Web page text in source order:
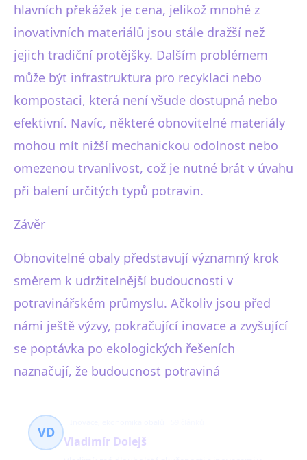
hlavních překážek je cena, jelikož mnohé z
inovativních materiálů jsou stále dražší než
jejich tradiční protějšky. Dalším problémem
může být infrastruktura pro recyklaci nebo
kompostaci, která není všude dostupná nebo
efektivní. Navíc, některé obnovitelné materiály
mohou mít nižší mechanickou odolnost nebo
omezenou trvanlivost, což je nutné brát v úvahu
při balení určitých typů potravin.
Závěr
Obnovitelné obaly představují významný krok
směrem k udržitelnější budoucnosti v
potravinářském průmyslu. Ačkoliv jsou před
námi ještě výzvy, pokračující inovace a zvyšující
se poptávka po ekologických řešeních
naznačují, že budoucnost potraviná
VD
Vladimír Dolejš